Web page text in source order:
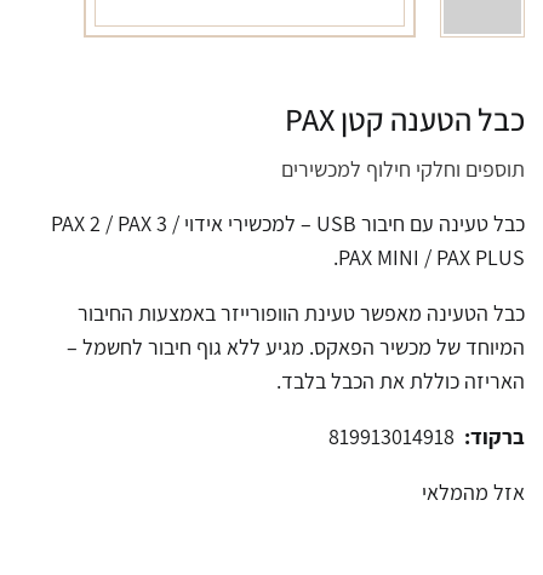
כבל הטענה קטן PAX
תוספים וחלקי חילוף למכשירים
כבל טעינה עם חיבור USB – למכשירי אידוי PAX 2 / PAX 3 /
PAX MINI / PAX PLUS.
כבל הטעינה מאפשר טעינת הוופורייזר באמצעות החיבור
המיוחד של מכשיר הפאקס. מגיע ללא גוף חיבור לחשמל –
האריזה כוללת את הכבל בלבד.
ברקוד:
אזל מהמלאי